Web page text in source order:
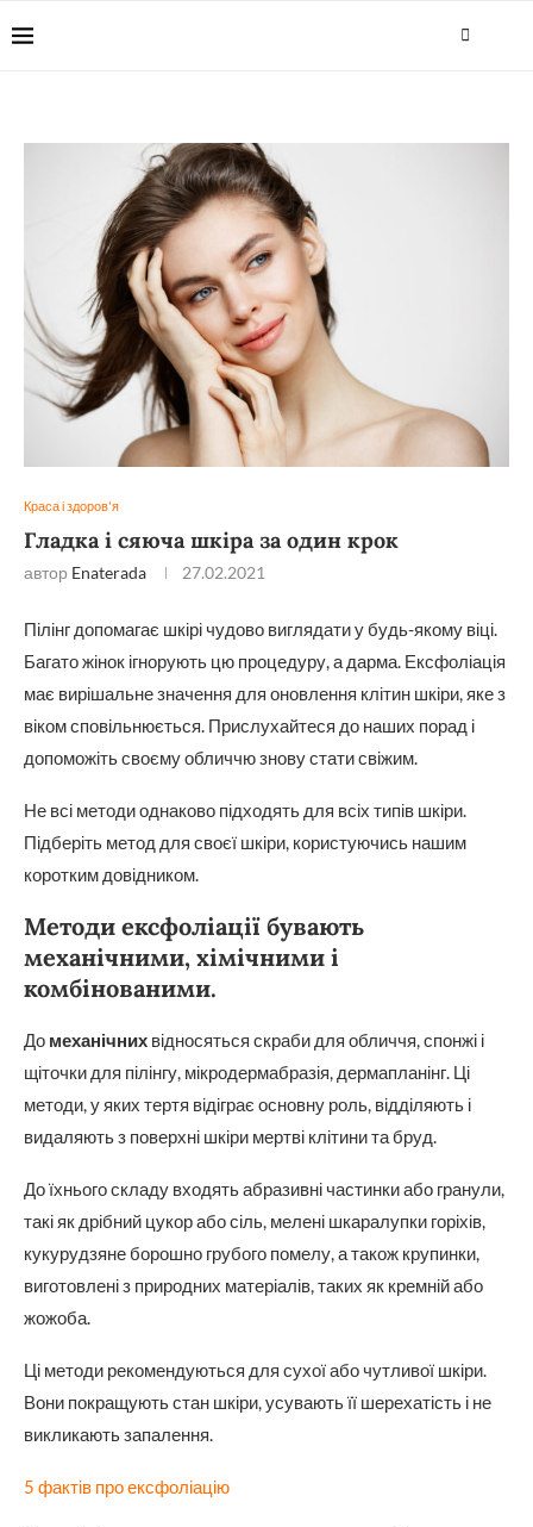
Краса і здоров'я
Гладка і сяюча шкіра за один крок
автор Enaterada 27.02.2021
Пілінг допомагає шкірі чудово виглядати у будь-якому віці.
Багато жінок ігнорують цю процедуру, а дарма. Ексфоліація
має вирішальне значення для оновлення клітин шкіри, яке з
віком сповільнюється. Прислухайтеся до наших порад і
допоможіть своєму обличчю знову стати свіжим.
Не всі методи однаково підходять для всіх типів шкіри.
Підберіть метод для своєї шкіри, користуючись нашим
коротким довідником.
Методи ексфоліації бувають
механічними, хімічними і
комбінованими.
До механічних відносяться скраби для обличчя, спонжі і
щіточки для пілінгу, мікродермабразія, дермапланінг. Ці
методи, у яких тертя відіграє основну роль, відділяють і
видаляють з поверхні шкіри мертві клітини та бруд.
До їхнього складу входять абразивні частинки або гранули,
такі як дрібний цукор або сіль, мелені шкаралупки горіхів,
кукурудзяне борошно грубого помелу, а також крупинки,
виготовлені з природних матеріалів, таких як кремній або
жожоба.
Ці методи рекомендуються для сухої або чутливої шкіри.
Вони покращують стан шкіри, усувають її шерехатість і не
викликають запалення.
5 фактів про ексфоліацію